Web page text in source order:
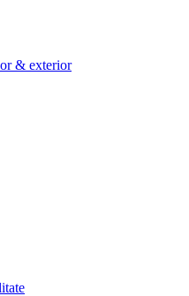
& exterior